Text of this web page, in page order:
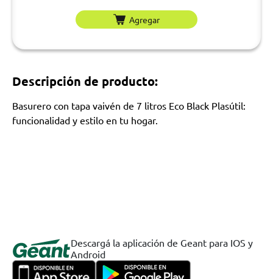
Agregar
Descripción de producto:
Basurero con tapa vaivén de 7 litros Eco Black Plasútil:
funcionalidad y estilo en tu hogar.
Descargá la aplicación de Geant para IOS y
Android